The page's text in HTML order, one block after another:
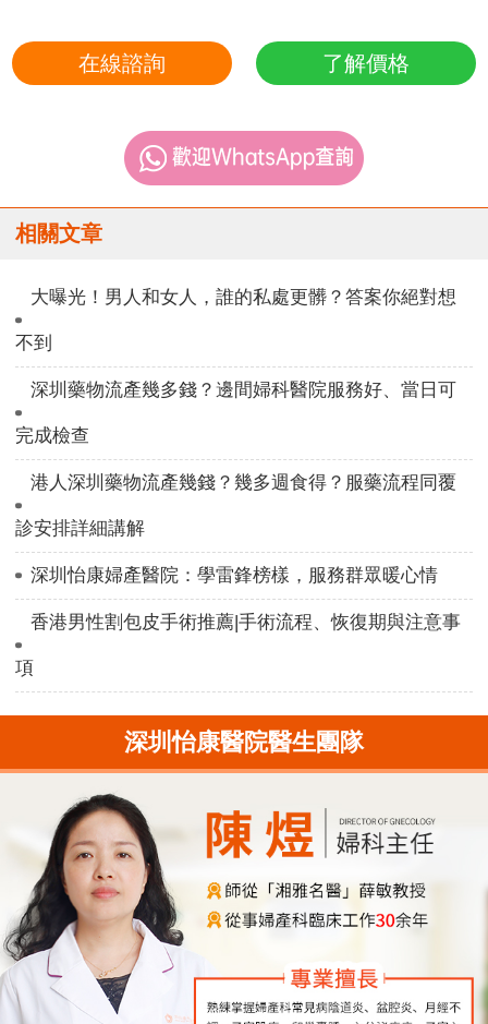
在線諮詢 了解價格
相關文章
大曝光！男人和女人，誰的私處更髒？答案你絕對想
不到
深圳藥物流產幾多錢？邊間婦科醫院服務好、當日可
完成檢查
港人深圳藥物流產幾錢？幾多週食得？服藥流程同覆
診安排詳細講解
深圳怡康婦產醫院：學雷鋒榜樣，服務群眾暖心情
香港男性割包皮手術推薦|手術流程、恢復期與注意事
項
深圳怡康醫院醫生團隊